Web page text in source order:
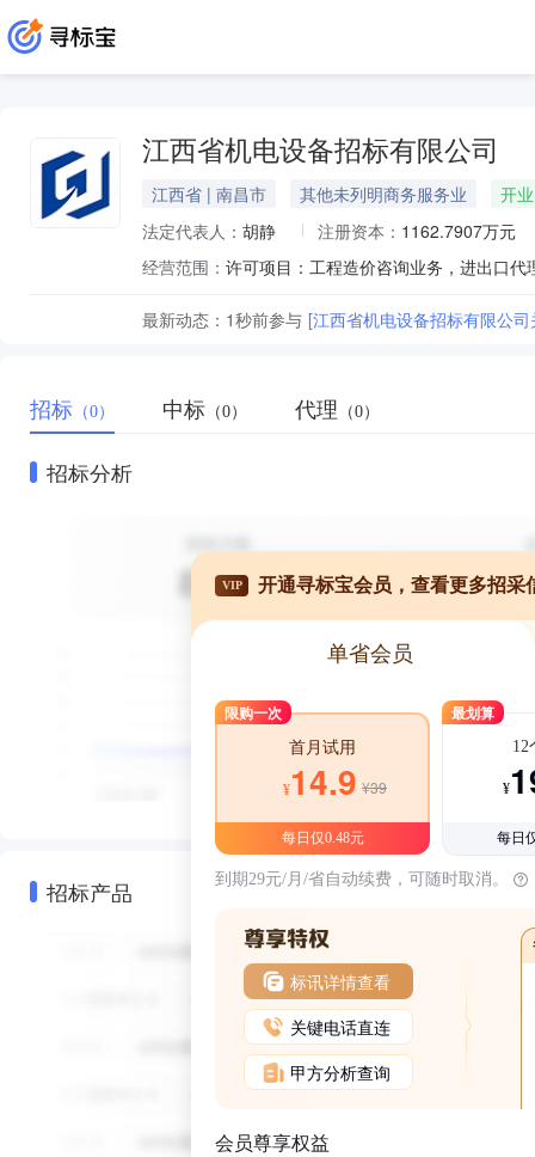
江西省机电设备招标有限公司
江西省 | 南昌市 其他未列明商务服务业
开业
法定代表人： 胡静 注册资本： 1162.7907万元
经营范围：
最新动态： 1秒前参与 [江西省机电设备招标有限公
招标 （0） 中标 （0） 代理 （0）
招标分析
招标产品
VIP 开通寻标宝会员，查看更多招采
单省会员
限购一次
首月试用
¥14.9 ¥39
每日仅0.48元
最划算
12
¥
每日
到期29元/月/省自动续费，可随时取消。
标讯详情查看
关键电话直连
甲方分析查询
会员尊享权益